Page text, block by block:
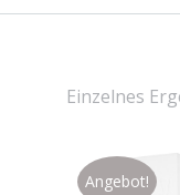
Einzelnes
Angebot!